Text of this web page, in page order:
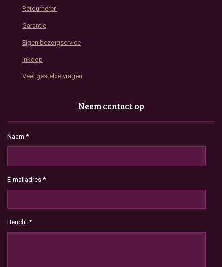
Retourneren
Garantie
Eigen bezorgservice
Inkoop
Veel gestelde vragen
Neem contact op
Naam *
E-mailadres *
Bericht *